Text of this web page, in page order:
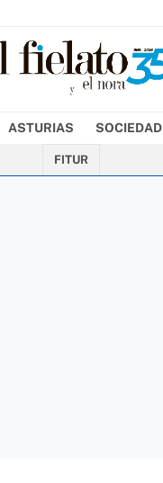
ASTURIAS SOCIEDAD
FITUR